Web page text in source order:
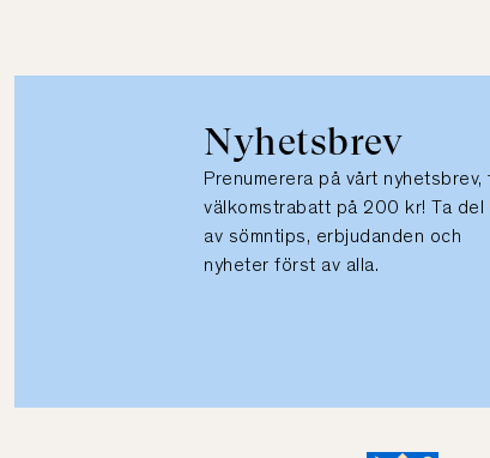
Nyhetsbrev
Prenumerera på vårt nyhetsbrev,
välkomstrabatt på 200 kr! Ta del
av sömntips, erbjudanden och
nyheter först av alla.